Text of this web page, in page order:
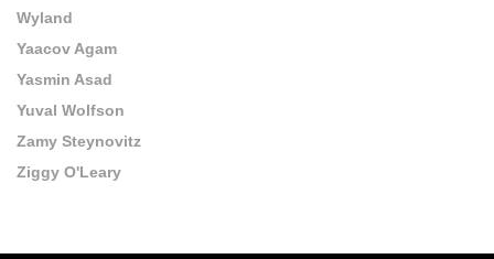
Wyland
Yaacov Agam
Yasmin Asad
Yuval Wolfson
Zamy Steynovitz
Ziggy O'Leary